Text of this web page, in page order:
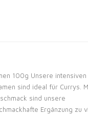
100g Unsere intensiven
sind ideal für Currys.
sind unsere
Ergänzung zu